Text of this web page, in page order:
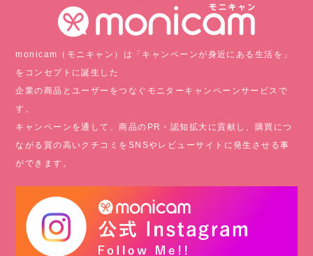
monicam（モニキャン）は「キャンペーンが身近にある生活を」
をコンセプトに誕生した
企業の商品とユーザーをつなぐモニターキャンペーンサービスで
す。
キャンペーンを通して、商品のPR・認知拡大に貢献し、購買につ
ながる質の高いクチコミをSNSやレビューサイトに発生させる事
ができます。